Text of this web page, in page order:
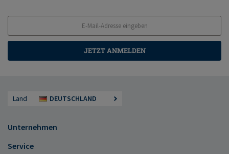
JETZT ANMELDEN
Land DEUTSCHLAND
Unternehmen
Service